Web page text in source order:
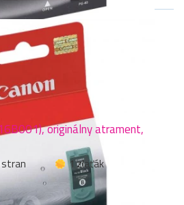
originálny atrament,
1 zlaťák